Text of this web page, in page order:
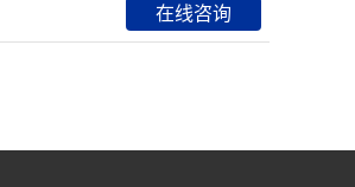
在线咨询